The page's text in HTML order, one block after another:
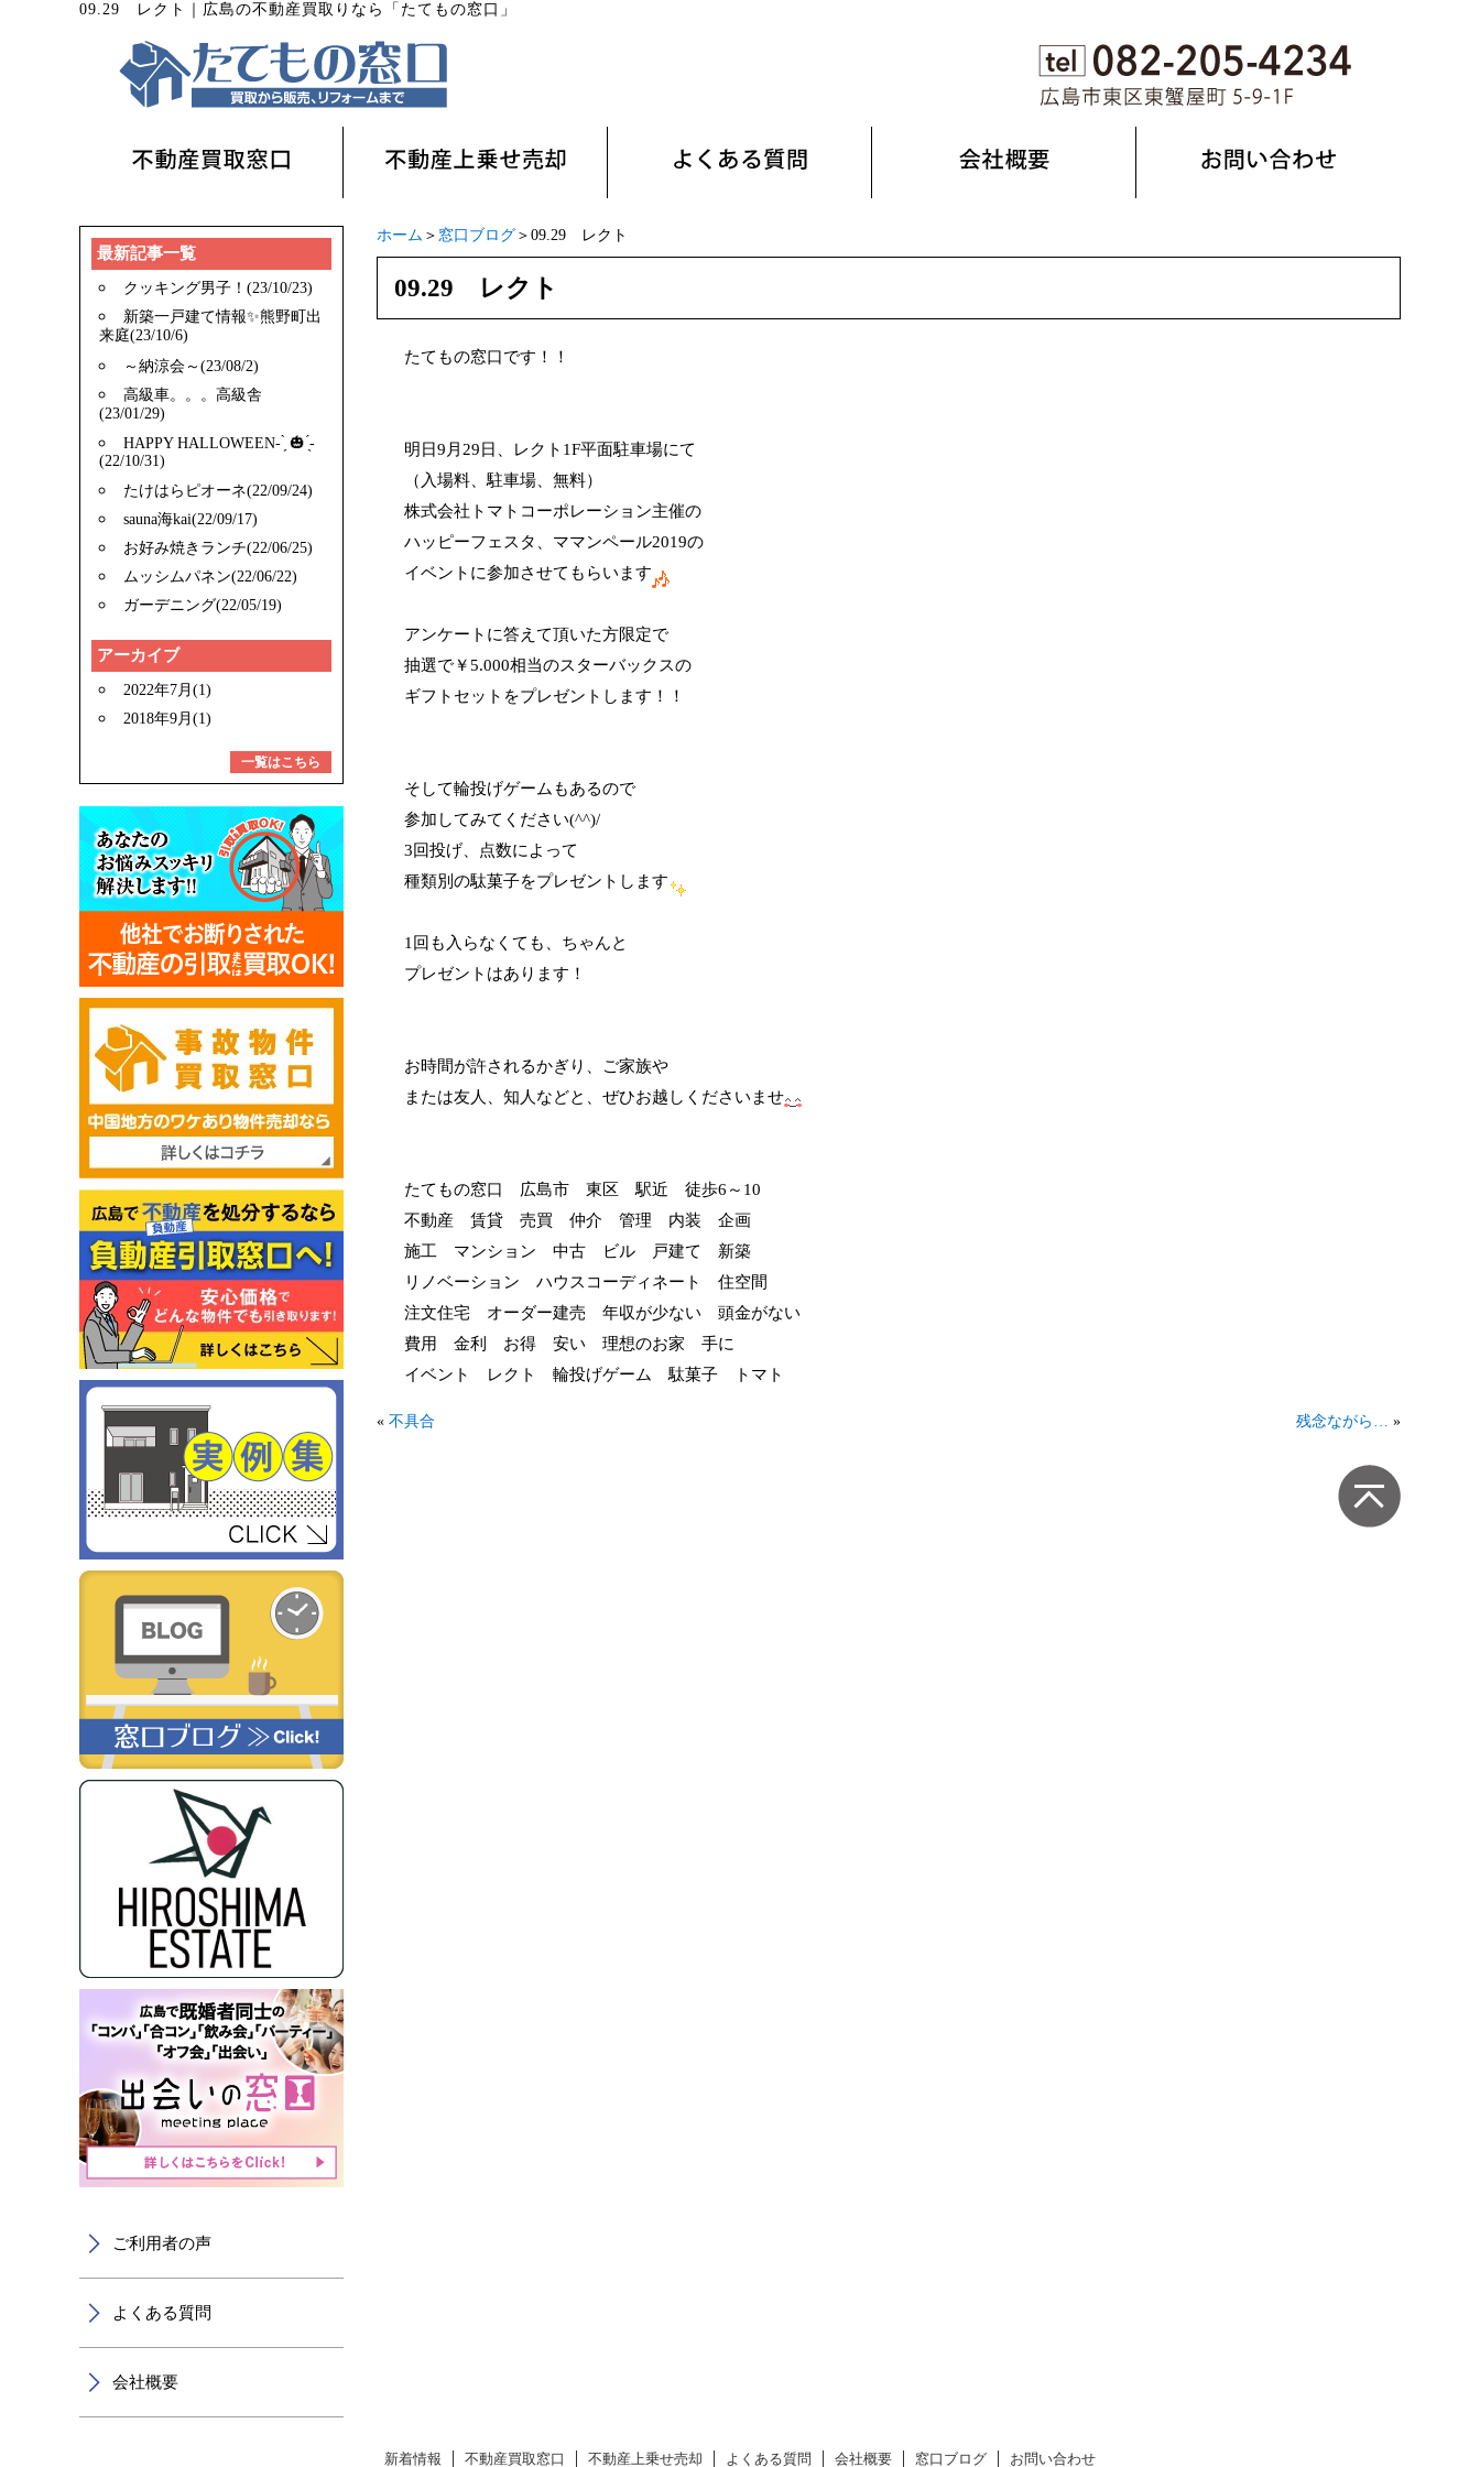
09.29 レクト 広島の不動産買取りなら「たてもの窓口」
ホーム ＞ 窓口ブログ ＞09.29 レクト
09.29 レクト
たてもの窓口です！！
明日9月29日、レクト1F平面駐車場にて
（入場料、駐車場、無料）
株式会社トマトコーポレーション主催の
ハッピーフェスタ、ママンペール2019の
イベントに参加させてもらいます
アンケートに答えて頂いた方限定で
抽選で￥5.000相当のスターバックスの
ギフトセットをプレゼントします！！
そして輪投げゲームもあるので
参加してみてください(^^)/
3回投げ、点数によって
種類別の駄菓子をプレゼントします
1回も入らなくても、ちゃんと
プレゼントはあります！
お時間が許されるかぎり、ご家族や
または友人、知人などと、ぜひお越しくださいませ
たてもの窓口 広島市 東区 駅近 徒歩6～10
不動産 賃貸 売買 仲介 管理 内装 企画
施工 マンション 中古 ビル 戸建て 新築
リノベーション ハウスコーディネート 住空間
注文住宅 オーダー建売 年収が少ない 頭金がない
費用 金利 お得 安い 理想のお家 手に
イベント レクト 輪投げゲーム 駄菓子 トマト
« 不具合 残念ながら… »
最新記事一覧
クッキング男子！(23/10/23)
新築一戸建て情報✨️熊野町出
来庭(23/10/6)
～納涼会～(23/08/2)
高級車。。。高級舎
(23/01/29)
HAPPY HALLOWEEN- ̗̀ 🎃 ̖́-
(22/10/31)
たけはらピオーネ(22/09/24)
sauna海kai(22/09/17)
お好み焼きランチ(22/06/25)
ムッシムパネン(22/06/22)
ガーデニング(22/05/19)
アーカイブ
2022年7月(1)
2018年9月(1)
一覧はこちら
ご利用者の声
よくある質問
会社概要
新着情報 不動産買取窓口 不動産上乗せ売却 よくある質問 会社概要 窓口ブログ お問い合わせ